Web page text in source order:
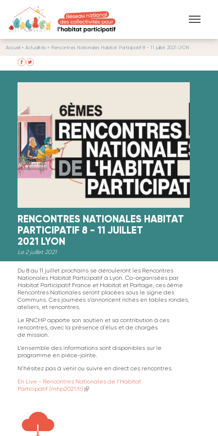
Accueil » Actualités » Rencontres Nationales Habitat Participatif 8 - 11 juillet 2021 LYON
RENCONTRES NATIONALES HABITAT
PARTICIPATIF 8 - 11 JUILLET
2021 LYON
Le 2 juillet 2021
Du 8 au 11 juillet prochains se dérouleront les Rencontres
Nationales Habitat Participatif à Lyon. Co-organisées par
Habitat Participatif France et Habitat et Partage, ces 6ème
Rencontres Nationales seront placées sous le signe des
Communs. Ces journées s’annoncent riches en tables rondes,
ateliers, et rencontres.
Le RNCHP apporte son soutien et sa contribution à ces
rencontres, avec la présence d’élus et de chargés
de mission.
L’ensemble des informations sont disponibles sur le
programme en pièce-jointe.
N’hésitez pas à venir ou suivre en direct ces rencontres.
En Live - Rencontres Nationales de l’Habitat
Participatif (rnhp2021.fr) (link is external)